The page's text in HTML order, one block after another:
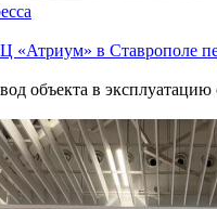
«Атриум» в Ставрополе
объекта в